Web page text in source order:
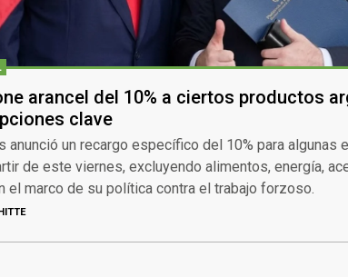
arancel del 10% a ciertos productos
clave
anunció un recargo específico del 10% para algunas
de este viernes, excluyendo alimentos, energía,
el marco de su política contra el trabajo forzoso.